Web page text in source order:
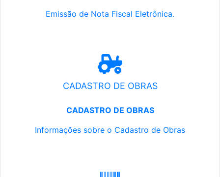
Emissão de Nota Fiscal Eletrônica.
CADASTRO DE OBRAS
CADASTRO DE OBRAS
Informações sobre o Cadastro de Obras